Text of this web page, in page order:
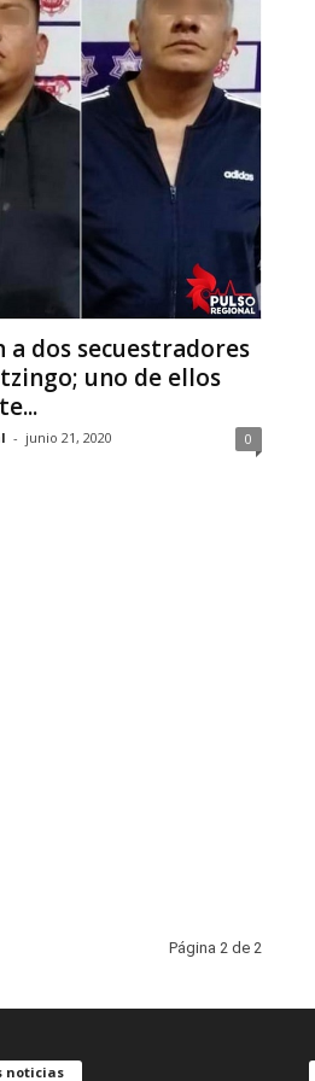
a dos secuestradores
uno de ellos
- junio 21, 2020 0
Página 2 de 2
noticias